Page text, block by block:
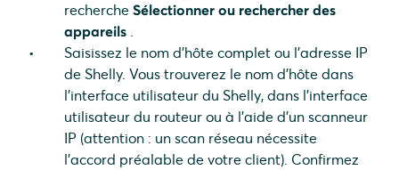
recherche Sélectionner ou rechercher des
appareils .
Saisissez le nom d'hôte complet ou l'adresse IP
de Shelly. Vous trouverez le nom d'hôte dans
l'interface utilisateur du Shelly, dans l'interface
utilisateur du routeur ou à l'aide d'un scanneur
IP (attention : un scan réseau nécessite
l'accord préalable de votre client). Confirmez